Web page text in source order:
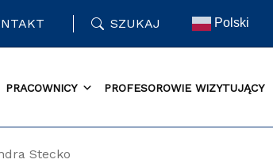
SZUKAJ Polski
PRACOWNICY PROFESOROWIE WIZYTUJĄCY
Stecko